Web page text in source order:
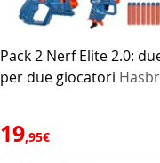
Pack 2 Nerf Elite 2.0:
per due giocatori
19,95€